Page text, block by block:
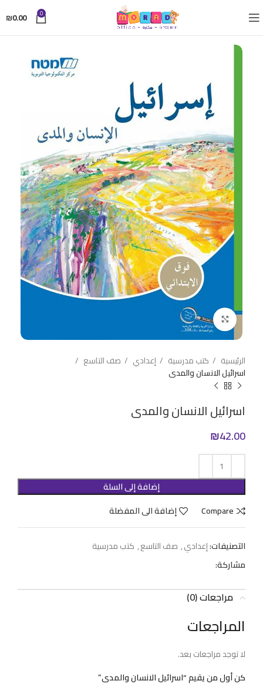
0
₪0.00
Click to enlarge
الرئيسية كتب مدرسية إعدادي
صف التاسع
اسرائيل الانسان والمدى
اسرائيل الانسان والمدى
₪42.00
إضافة إلى السلة
Compare
إضافة الى المفضلة
التصنيفات:إعدادي, صف التاسع, كتب مدرسية
مشاركة:
مراجعات (0)
المراجعات
لا توجد مراجعات بعد.
كن أول من يقيم “اسرائيل الانسان والمدى”